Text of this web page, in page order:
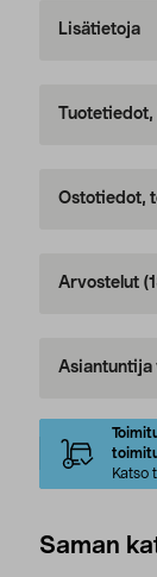
Lisätietoja
Ostotiedot,
Arvostelut
Asiantuntija
Katso
Saman